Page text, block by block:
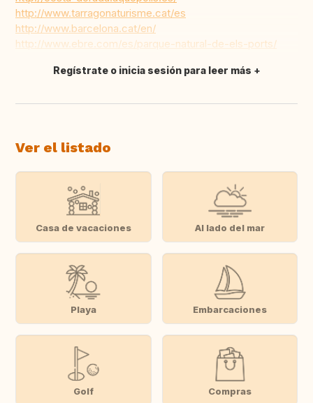
http://www.tarragonaturisme.cat/es
http://www.barcelona.cat/en/
http://www.ebre.com/es/parque-natural-de-els-ports/
Traducir
Regístrate o inicia sesión para leer más
Ver el listado
Casa de vacaciones Al lado del mar
Playa Embarcaciones
Golf Compras